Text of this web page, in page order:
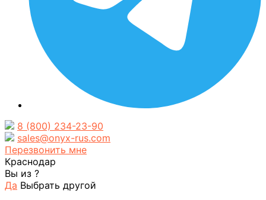
8 (800) 234-23-90
sales@onyx-rus.com
Перезвонить мне
Краснодар
Вы из ?
Да Выбрать другой